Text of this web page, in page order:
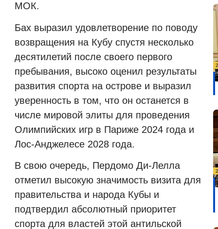
МОК.
Бах выразил удовлетворение по поводу
возвращения на Кубу спустя несколько
десятилетий после своего первого
пребывания, высоко оценил результаты
развития спорта на острове и выразил
уверенность в том, что он останется в
числе мировой элиты для проведения
Олимпийских игр в Париже 2024 года и
Лос-Анджелесе 2028 года.
В свою очередь, Пердомо Ди-Лелла
отметил высокую значимость визита для
правительства и народа Кубы и
подтвердил абсолютный приоритет
спорта для властей этой антильской